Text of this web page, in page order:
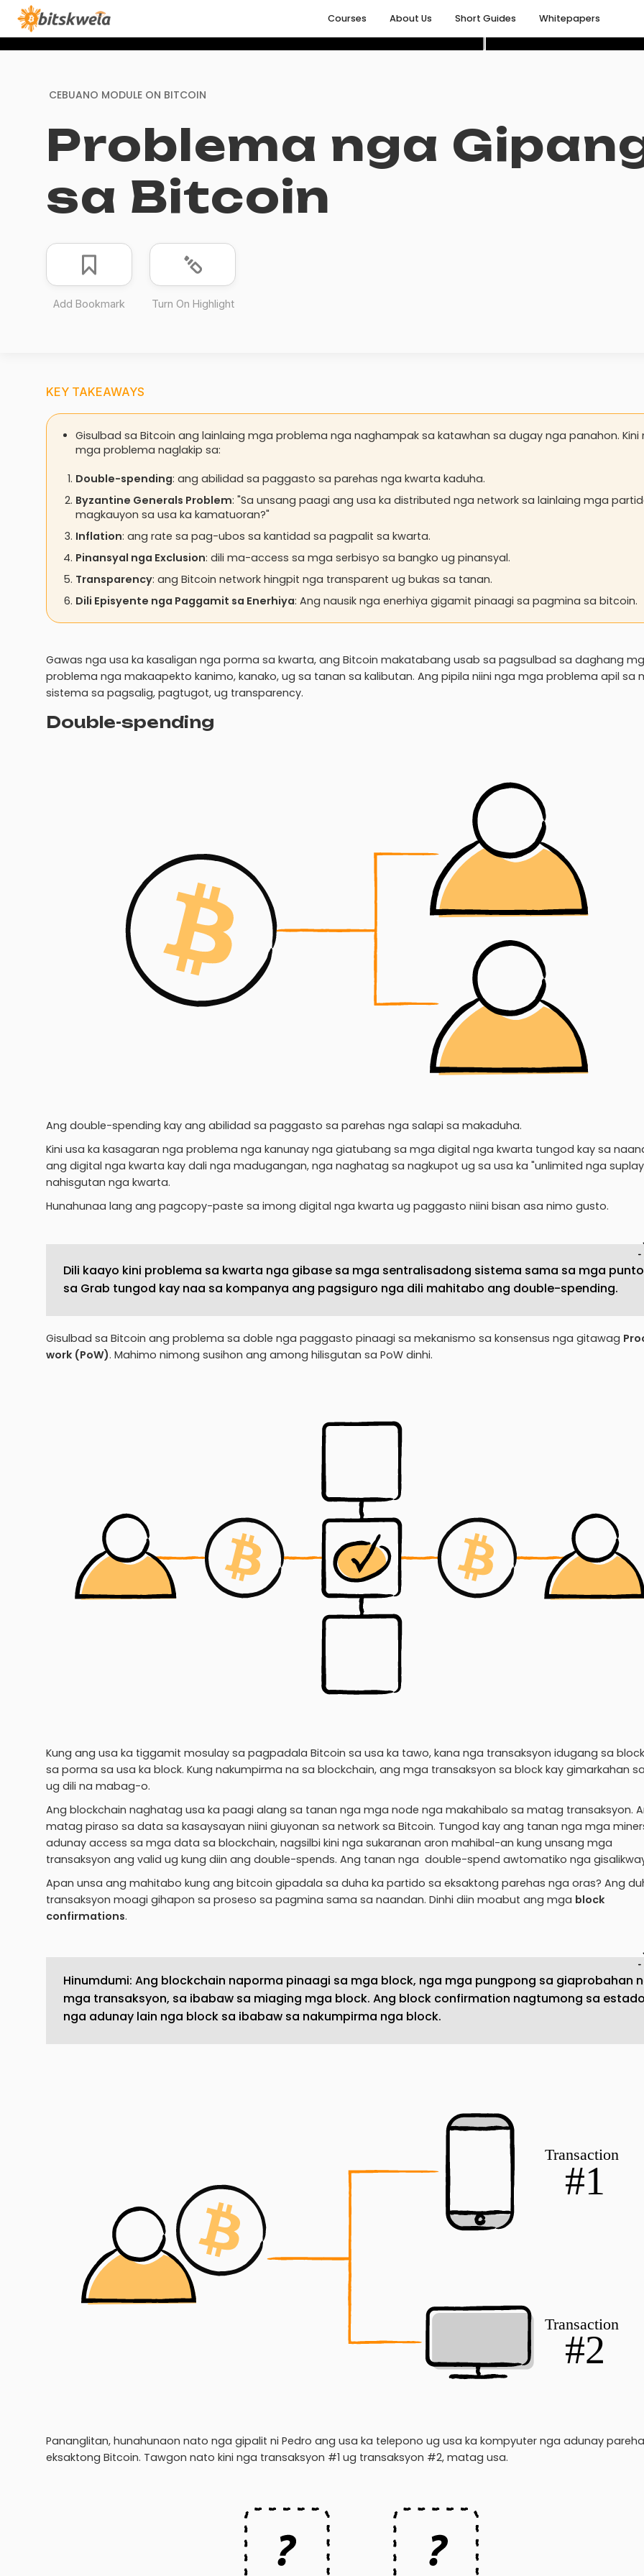
Courses About Us Short Guides Whitepapers
CEBUANO MODULE ON BITCOIN
Problema nga
sa Bitcoin
Add Bookmark Turn On Highlight
KEY TAKEAWAYS
Gisulbad sa Bitcoin ang lainlaing mga problema nga naghampak sa katawhan sa dugay nga panahon. Kini
mga problema naglakip sa:
Double-spending: ang abilidad sa paggasto sa parehas nga kwarta kaduha.
Byzantine Generals Problem: "Sa unsang paagi ang usa ka distributed nga network sa lainlaing mga
magkauyon sa usa ka kamatuoran?"
Inflation: ang rate sa pag-ubos sa kantidad sa pagpalit sa kwarta.
Pinansyal nga Exclusion: dili ma-access sa mga serbisyo sa bangko ug pinansyal.
Transparency: ang Bitcoin network hingpit nga transparent ug bukas sa tanan.
Dili Episyente nga Paggamit sa Enerhiya: Ang nausik nga enerhiya gigamit pinaagi sa pagmina sa bitcoin.
Gawas nga usa ka kasaligan nga porma sa kwarta, ang Bitcoin makatabang usab sa pagsulbad sa daghang
problema nga makaapekto kanimo, kanako, ug sa tanan sa kalibutan. Ang pipila niini nga mga problema apil sa
sistema sa pagsalig, pagtugot, ug transparency.
Double-spending
Ang double-spending kay ang abilidad sa paggasto sa parehas nga salapi sa makaduha.
Kini usa ka kasagaran nga problema nga kanunay nga giatubang sa mga digital nga kwarta tungod kay sa
ang digital nga kwarta kay dali nga madugangan, nga naghatag sa nagkupot ug sa usa ka "unlimited nga
nahisgutan nga kwarta.
Hunahunaa lang ang pagcopy-paste sa imong digital nga kwarta ug paggasto niini bisan asa nimo gusto.
Dili kaayo kini problema sa kwarta nga gibase sa mga sentralisadong sistema sama sa mga
sa Grab tungod kay naa sa kompanya ang pagsiguro nga dili mahitabo ang double-spending.
Gisulbad sa Bitcoin ang problema sa doble nga paggasto pinaagi sa mekanismo sa konsensus nga gitawag
work (PoW). Mahimo nimong susihon ang among hilisgutan sa PoW dinhi.
Kung ang usa ka tiggamit mosulay sa pagpadala Bitcoin sa usa ka tawo, kana nga transaksyon idugang sa
sa porma sa usa ka block. Kung nakumpirma na sa blockchain, ang mga transaksyon sa block kay gimarkahan
ug dili na mabag-o.
Ang blockchain naghatag usa ka paagi alang sa tanan nga mga node nga makahibalo sa matag transaksyon.
matag piraso sa data sa kasaysayan niini giuyonan sa network sa Bitcoin. Tungod kay ang tanan nga mga
adunay access sa mga data sa blockchain, nagsilbi kini nga sukaranan aron mahibal-an kung unsang mga
transaksyon ang valid ug kung diin ang double-spends. Ang tanan nga double-spend awtomatiko nga
Apan unsa ang mahitabo kung ang bitcoin gipadala sa duha ka partido sa eksaktong parehas nga oras? Ang
transaksyon moagi gihapon sa proseso sa pagmina sama sa naandan. Dinhi diin moabut ang mga block
confirmations.
Hinumdumi: Ang blockchain naporma pinaagi sa mga block, nga mga pungpong sa giaprobahan
mga transaksyon, sa ibabaw sa miaging mga block. Ang block confirmation nagtumong sa estado
nga adunay lain nga block sa ibabaw sa nakumpirma nga block.
Pananglitan, hunahunaon nato nga gipalit ni Pedro ang usa ka telepono ug usa ka kompyuter nga adunay
eksaktong Bitcoin. Tawgon nato kini nga transaksyon #1 ug transaksyon #2, matag usa.